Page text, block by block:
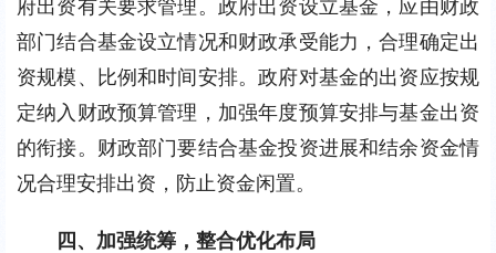
府出资有关要求管理。政府出资设立基金，应由财政
部门结合基金设立情况和财政承受能力，合理确定出
资规模、比例和时间安排。政府对基金的出资应按规
定纳入财政预算管理，加强年度预算安排与基金出资
的衔接。财政部门要结合基金投资进展和结余资金情
况合理安排出资，防止资金闲置。
四、加强统筹，整合优化布局